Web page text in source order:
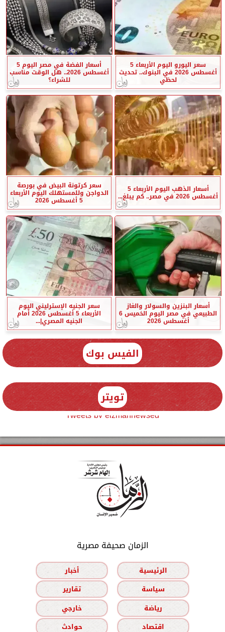
سعر اليورو اليوم الأربعاء 5
أغسطس 2026 في البنوك.. تحديث
لحظي
أسعار الفضة في مصر اليوم 5
أغسطس 2026.. هل الوقت مناسب
للشراء؟
أسعار الذهب اليوم الأربعاء 5
أغسطس 2026 في مصر.. كم يبلغ...
سعر كرتونة البيض في بورصة
الدواجن وللمستهلك اليوم الأربعاء
5 أغسطس 2026
أسعار البنزين والسولار والغاز
الطبيعي في مصر اليوم الخميس 6
أغسطس 2026
سعر الجنيه الإسترليني اليوم
الأربعاء 5 أغسطس 2026 أمام
الجنيه المصري|...
الفيس بوك
تويتر
Tweets by elzmannewseg
الزمان صحيفة مصرية
الرئيسية
أخبار
سياسة
تقارير
رياضة
خارجي
اقتصاد
حوادث